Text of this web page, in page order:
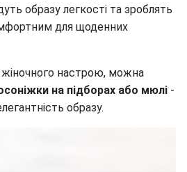
образу легкості та зроблять
для щоденних
настрою, можна
на підборах або мюлі -
образу.